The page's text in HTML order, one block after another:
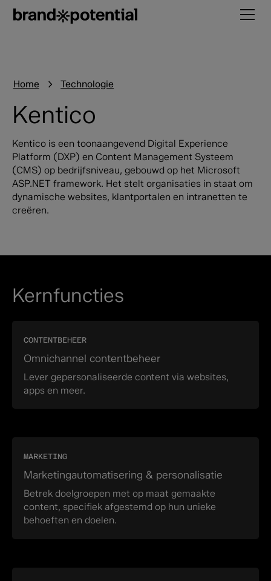
Home Technologie
Kentico
Kentico is een toonaangevend Digital Experience
Platform (DXP) en Content Management Systeem
(CMS) op bedrijfsniveau, gebouwd op het Microsoft
ASP.NET framework. Het stelt organisaties in staat om
dynamische websites, klantportalen en intranetten te
creëren.
Kernfuncties
CONTENTBEHEER
Omnichannel contentbeheer
Lever gepersonaliseerde content via websites,
apps en meer.
MARKETING
Marketingautomatisering & personalisatie
Betrek doelgroepen met op maat gemaakte
content, specifiek afgestemd op hun unieke
behoeften en doelen.